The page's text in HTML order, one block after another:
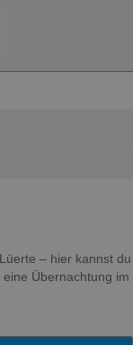
– hier kannst du
Übernachtung im